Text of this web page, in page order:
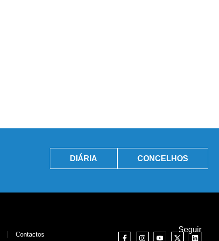
DIÁRIA CONCELHOS
Contactos
Seguir